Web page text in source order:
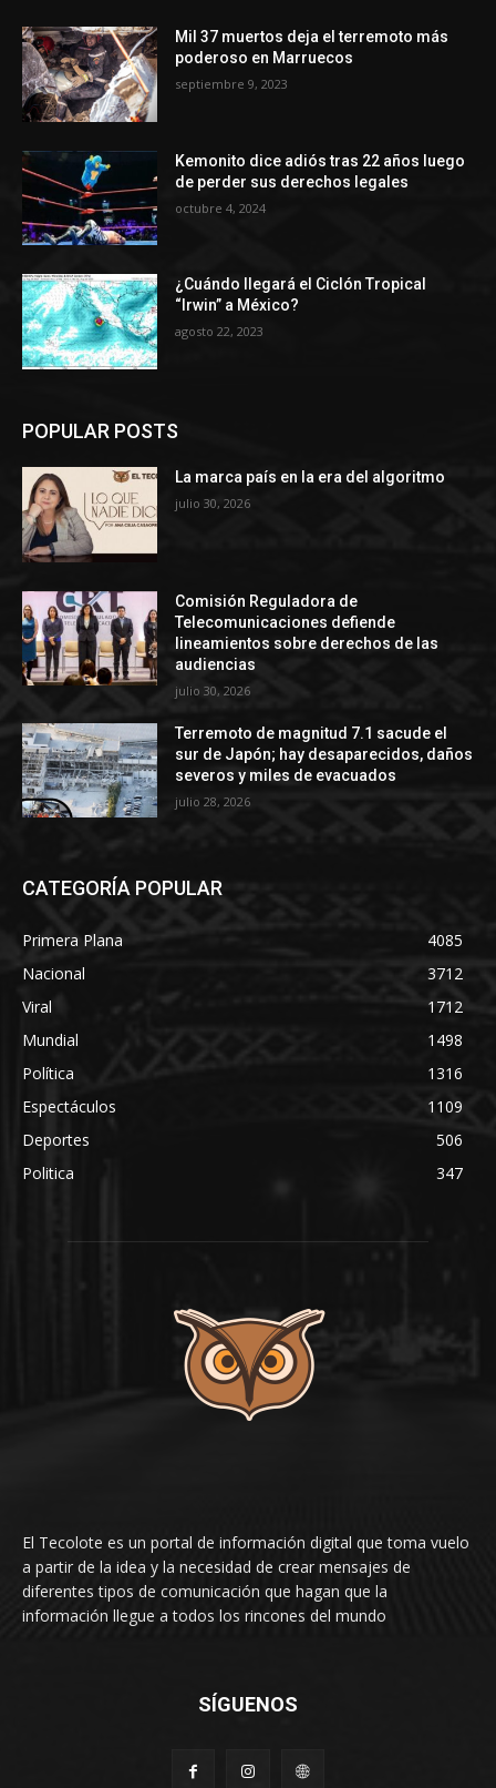
Mil 37 muertos deja el terremoto más
poderoso en Marruecos
septiembre 9, 2023
Kemonito dice adiós tras 22 años luego
de perder sus derechos legales
octubre 4, 2024
¿Cuándo llegará el Ciclón Tropical
“Irwin” a México?
agosto 22, 2023
POPULAR POSTS
La marca país en la era del algoritmo
julio 30, 2026
Comisión Reguladora de
Telecomunicaciones defiende
lineamientos sobre derechos de las
audiencias
julio 30, 2026
Terremoto de magnitud 7.1 sacude el
sur de Japón; hay desaparecidos, daños
severos y miles de evacuados
julio 28, 2026
CATEGORÍA POPULAR
Primera Plana
4085
Nacional
3712
Viral
1712
Mundial
1498
Política
1316
Espectáculos
1109
Deportes
506
Politica
347
El Tecolote es un portal de información digital que toma vuelo
a partir de la idea y la necesidad de crear mensajes de
diferentes tipos de comunicación que hagan que la
información llegue a todos los rincones del mundo
SÍGUENOS